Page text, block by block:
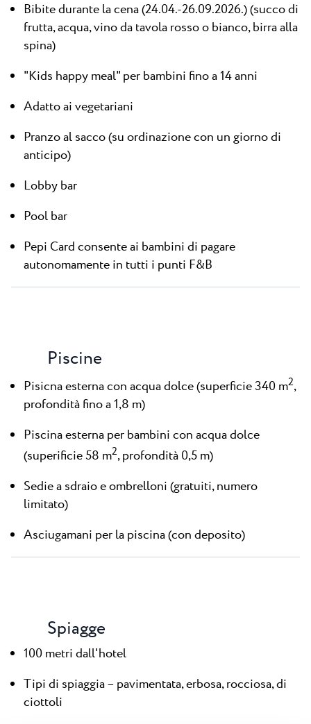
Bibite durante la cena (24.04.-26.09.2026.) (succo di
frutta, acqua, vino da tavola rosso o bianco, birra alla
spina)
"Kids happy meal" per bambini fino a 14 anni
Adatto ai vegetariani
Pranzo al sacco (su ordinazione con un giorno di
anticipo)
Lobby bar
Pool bar
Pepi Card consente ai bambini di pagare
autonomamente in tutti i punti F&B
Piscine
Pisicna esterna con acqua dolce (superficie 340 m2,
profondità fino a 1,8 m)
Piscina esterna per bambini con acqua dolce
(superificie 58 m2, profondità 0,5 m)
Sedie a sdraio e ombrelloni (gratuiti, numero
limitato)
Asciugamani per la piscina (con deposito)
Spiagge
100 metri dall'hotel
Tipi di spiaggia – pavimentata, erbosa, rocciosa, di
ciottoli